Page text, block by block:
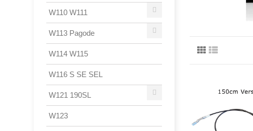
W110 W111
W113 Pagode
W114 W115
W116 S SE SEL
W121 190SL
W123